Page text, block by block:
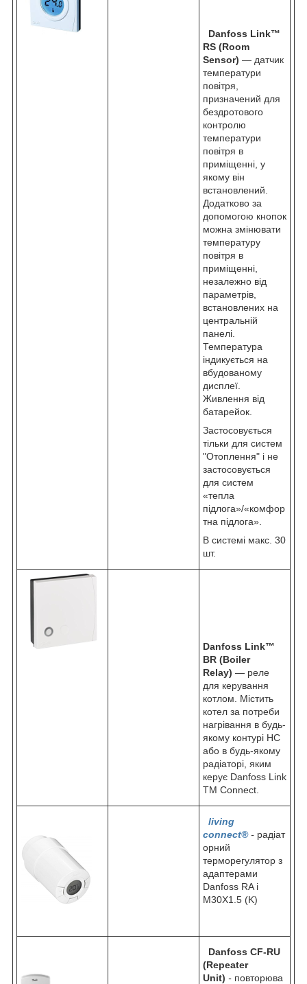
Danfoss Link™
RS (Room
Sensor) — датчик
температури
повітря,
призначений для
бездротового
контролю
температури
повітря в
приміщенні, у
якому він
встановлений.
Додатково за
допомогою кнопок
можна змінювати
температуру
повітря в
приміщенні,
незалежно від
параметрів,
встановлених на
центральній
панелі.
Температура
індикується на
вбудованому
дисплеї.
Живлення від
батарейок.
Застосовується
тільки для систем
"Отоплення" і не
застосовується
для систем
«тепла
підлога»/«комфор
тна підлога».
В системі макс. 30
шт.
Danfoss Link™
BR (Boiler
Relay) — реле
для керування
котлом. Містить
котел за потреби
нагрівання в будь-
якому контурі НС
або в будь-якому
радіаторі, яким
керує Danfoss Link
TM Connect.
living
connect®- радіат
орний
терморегулятор з
адаптерами
Danfoss RA і
M30X1.5 (K)
Danfoss CF-RU
(Repeater
Unit) - повторюва